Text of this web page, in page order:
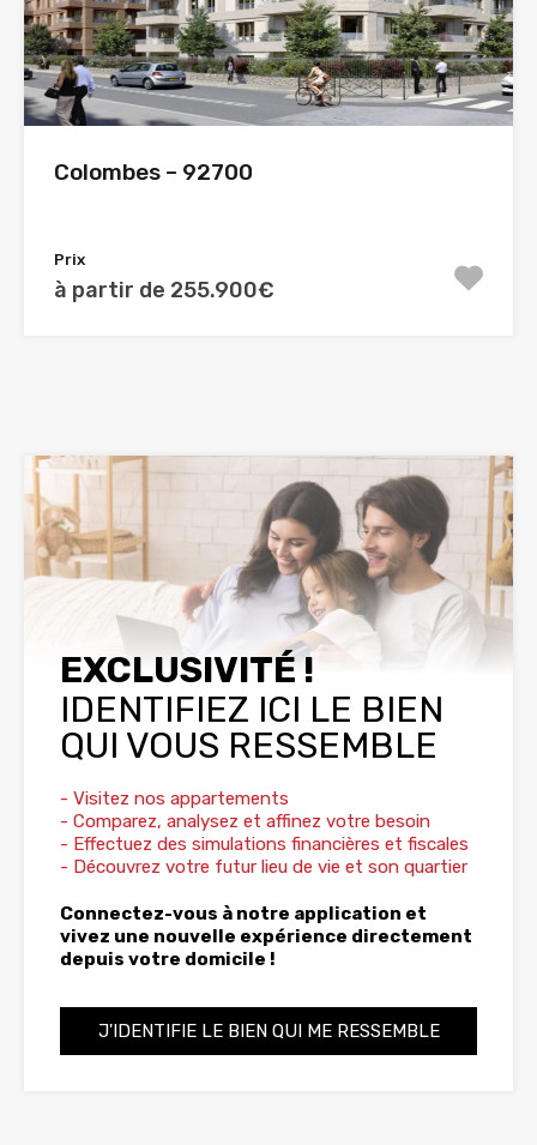
Colombes – 92700
Prix
à partir de 255.900€
EXCLUSIVITÉ !
IDENTIFIEZ ICI LE BIEN
QUI VOUS RESSEMBLE
- Visitez nos appartements
- Comparez, analysez et affinez votre besoin
- Effectuez des simulations financières et fiscales
- Découvrez votre futur lieu de vie et son quartier
Connectez-vous à notre application et
vivez une nouvelle expérience directement
depuis votre domicile !
J'IDENTIFIE LE BIEN QUI ME RESSEMBLE